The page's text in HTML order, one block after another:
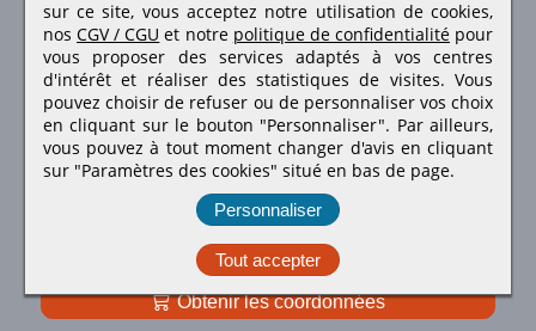
Obtenir les coordonnées
Retrouvez-nous sur les réseaux sociaux
PMEBTP - Tous droits réservés © 1999 - 2026
sur ce site, vous acceptez notre utilisation de cookies,
nos CGV / CGU et notre politique de confidentialité pour
vous proposer des services adaptés à vos centres
d'intérêt et réaliser des statistiques de visites.Vous
pouvez choisir de refuser ou de personnaliser vos choix
en cliquant sur le bouton "Personnaliser". Par ailleurs,
vous pouvez à tout moment changer d'avis en cliquant
sur "Paramètres des cookies" situé en bas de page.
Personnaliser
Tout accepter